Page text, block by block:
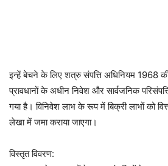
इन्हें बेचने के लिए शत्रु संपत्ति अधिनियम 1968
प्रावधानों के अधीन निवेश और सार्वजनिक
गया है। विनिवेश लाभ के रूप में बिक्री लाभों को वित्त
लेखा में जमा कराया जाएगा।
विस्तृत विवरण: